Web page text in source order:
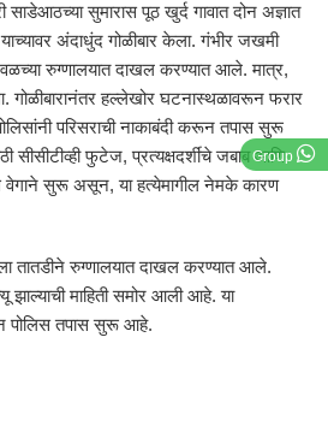
Group
सुमारास पूठ खुर्द गावात दोन अज्ञात
अंदाधुंद गोळीबार केला. गंभीर जखमी
रुग्णालयात दाखल करण्यात आले. मात्र,
गोळीबारानंतर हल्लेखोर घटनास्थळावरून फरार
परिसराची नाकाबंदी करून तपास सुरू
सीसीटीव्ही फुटेज, प्रत्यक्षदर्शींचे जबाब आणि
वेगाने सुरू असून, या हत्येमागील नेमके कारण
तातडीने रुग्णालयात दाखल करण्यात आले.
झाल्याची माहिती समोर आली आहे. या
पोलिस तपास सुरू आहे.